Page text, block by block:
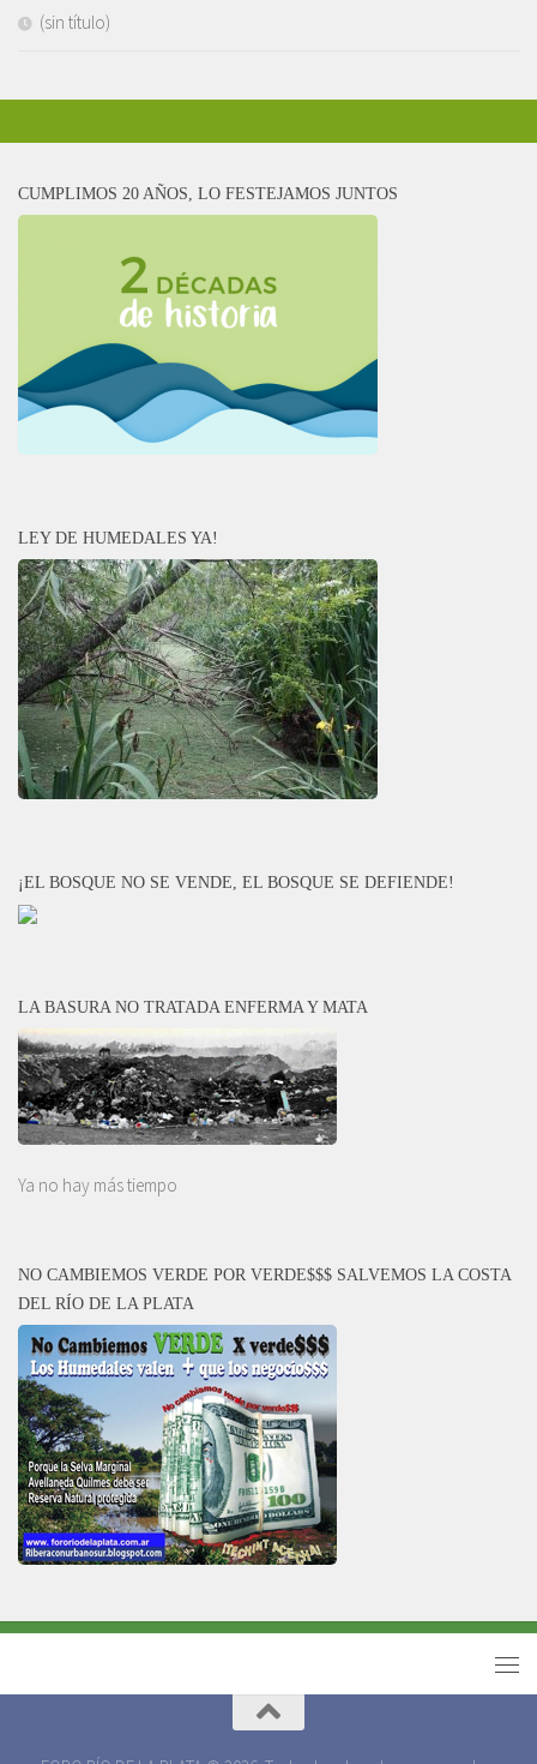
(sin título)
CUMPLIMOS 20 AÑOS, LO FESTEJAMOS JUNTOS
LEY DE HUMEDALES YA!
¡EL BOSQUE NO SE VENDE, EL BOSQUE SE DEFIENDE!
LA BASURA NO TRATADA ENFERMA Y MATA
Ya no hay más tiempo
NO CAMBIEMOS VERDE POR VERDE$$$ SALVEMOS LA COSTA
DEL RÍO DE LA PLATA